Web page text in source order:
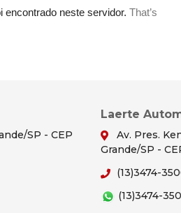
SP - CEP
Laerte
Av. Pres.
Grande/SP -
(13)3474-
(13)3474-